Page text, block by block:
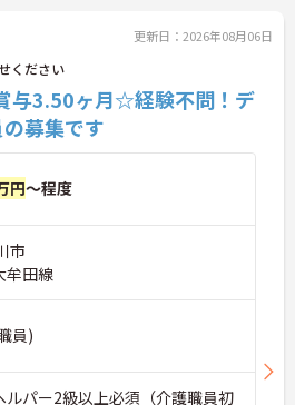
更新日：2026年08月06日
ください
与3.50ヶ月☆経験不問！デ
募集です
円～程度
市
牟田線
員)
パー2級以上必須（介護職員初